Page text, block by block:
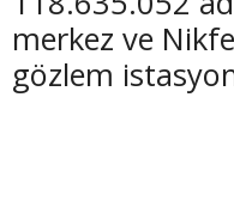
merkez ve
gözlem